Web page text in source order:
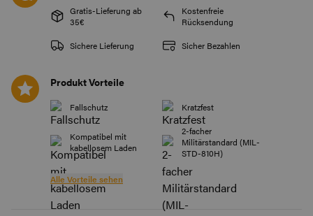
Gratis-Lieferung ab
35€
Kostenfreie
Rücksendung
Sichere Lieferung
Sicher Bezahlen
Produkt Vorteile
Fallschutz Kratzfest
Kompatibel mit
kabellosem Laden
2-facher
Militärstandard (MIL-
STD-810H)
Alle Vorteile sehen